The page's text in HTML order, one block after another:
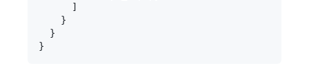
      ]
    }
  }